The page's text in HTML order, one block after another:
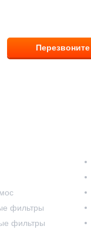
фильтры
фильтры